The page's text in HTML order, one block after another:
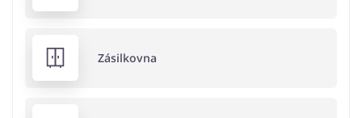
Zásilkovna